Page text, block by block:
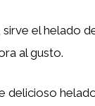
el helado
al gusto.
delicioso